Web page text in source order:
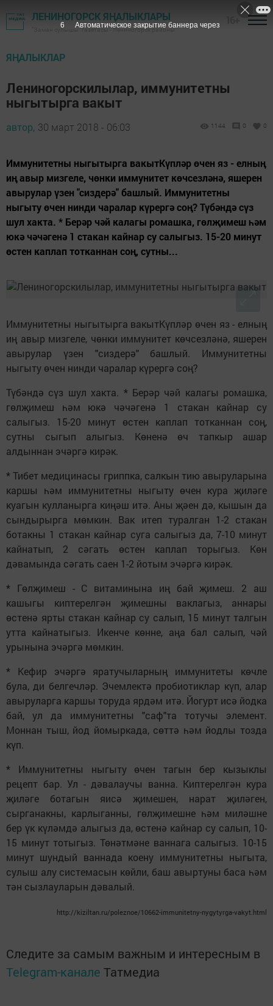
ЛЕНИНОГОРСК ЯҢАЛЫКЛАРЫ
"Заман сулышы" газетасы - Лениногорск районы
ЯҢАЛЫКЛАР
Лениногорскилылар, иммунитетны
ныгытырга вакыт
автор, 30 март 2018 - 06:03 1144 0 0
Иммунитетны ныгытырга вакытКүпләр өчен яз - елның
иң авыр мизгеле, чөнки иммунитет көчсезләнә, яшерен
авырулар үзен "сиздерә" башлый. Иммунитетны
ныгыту өчен нинди чаралар күрергә соң? Түбәндә сүз
шул хакта. * Берәр чәй калагы ромашка, гөлҗимеш һәм
юкә чәчәгенә 1 стакан кайнар су салыгыз. 15-20 минут
өстен каплап тотканнан соң, сутны...
Иммунитетны ныгытырга вакытКүпләр өчен яз - елның
иң авыр мизгеле, чөнки иммунитет көчсезләнә, яшерен
авырулар үзен "сиздерә" башлый. Иммунитетны
ныгыту өчен нинди чаралар күрергә соң?
Түбәндә сүз шул хакта. * Берәр чәй калагы ромашка,
гөлҗимеш һәм юкә чәчәгенә 1 стакан кайнар су
салыгыз. 15-20 минут өстен каплап тотканнан соң,
сутны сыгып алыгыз. Көненә өч тапкыр ашар
алдыннан эчәргә кирәк.
* Тибет медицинасы гриппка, салкын тию авыруларына
каршы һәм иммунитетны ныгыту өчен кура җиләге
куагын кулланырга киңәш итә. Аны җәен дә, кышын да
сындырырга мөмкин. Вак итеп туралган 1-2 стакан
ботакны 1 стакан кайнар суга салыгыз да, 7-10 минут
кайнатып, 2 сәгать өстен каплап торыгыз. Көн
дәвамында сәгать саен 1-2 йотым эчәргә кирәк.
* Гөлҗимеш - С витаминына иң бай җимеш. 2 аш
кашыгы киптерелгән җимешны ваклагыз, аннары
өстенә ярты стакан кайнар су салып, 15 минут талгын
утта кайнатыгыз. Икенче көнне, аңа бал салып, чәй
урынына эчәргә мөмкин.
* Кефир эчәргә яратучыларның иммунитеты көчле
була, ди белгечләр. Эчемлектә пробиотиклар күп, алар
авыруларга каршы торуда ярдәм итә. Йогурт исә йодка
бай, ул да иммунитетны "саф"та тотучы элемент.
Моннан тыш, йод йомыркада, сөттә һәм йодлы тозда
күп.
* Иммунитетны ныгыту өчен тагын бер кызыклы
рецепт бар. Ул - дәвалаучы ванна. Киптерелгән кура
җиләге ботагын яисә җимешен, нарат җиләген,
сырганакны, карлыганны, гөлҗимешне һәм миләшне
бер үк күләмдә алыгыз да, өстенә кайнар су салып, 10-
15 минут тотыгыз. Төнәтмәне ваннага салыгыз. 10-15
минут шундый ваннада коену иммунитетны ныгыта,
сулыш алу системасын көйли, баш авыртуны баса һәм
тән сызлауларын дәвалый.
http://kiziltan.ru/poleznoe/10662-immunitetny-nygytyrga-vakyt.html
Следите за самым важным и интересным в
Telegram-канале Татмедиа
5 Автоматическое закрытие баннера через